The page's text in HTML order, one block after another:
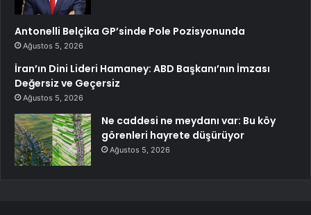
Antonelli Belçika GP’sinde Pole Pozisyonunda
Ağustos 5, 2026
İran’ın Dini Lideri Hamaney: ABD Başkanı’nın İmzası
Değersiz ve Geçersiz
Ağustos 5, 2026
Ne caddesi ne meydanı var: Bu köy
görenleri hayrete düşürüyor
Ağustos 5, 2026